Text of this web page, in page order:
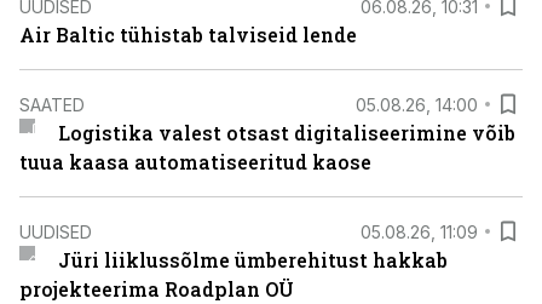
UUDISED 06.08.26, 10:31
Air Baltic tühistab talviseid lende
SAATED 05.08.26, 14:00
Logistika valest otsast digitaliseerimine võib
tuua kaasa automatiseeritud kaose
UUDISED 05.08.26, 11:09
Jüri liiklussõlme ümberehitust hakkab
projekteerima Roadplan OÜ